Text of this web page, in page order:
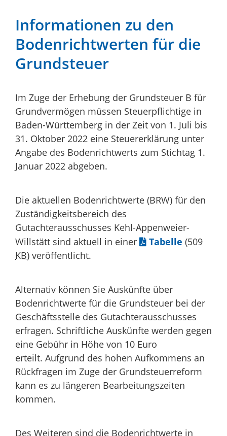
Informationen zu den
Bodenrichtwerten für die
Grundsteuer
Im Zuge der Erhebung der Grundsteuer B für
Grundvermögen müssen Steuerpflichtige in
Baden-Württemberg in der Zeit von 1. Juli bis
31. Oktober 2022 eine Steuererklärung unter
Angabe des Bodenrichtwerts zum Stichtag 1.
Januar 2022 abgeben.
Die aktuellen Bodenrichtwerte (BRW) für den
Zuständigkeitsbereich des
Gutachterausschusses Kehl-Appenweier-
Willstätt sind aktuell in einer
Tabelle (509
KB) veröffentlicht.
Alternativ können Sie Auskünfte über
Bodenrichtwerte für die Grundsteuer bei der
Geschäftsstelle des Gutachterausschusses
erfragen. Schriftliche Auskünfte werden gegen
eine Gebühr in Höhe von 10 Euro
erteilt. Aufgrund des hohen Aufkommens an
Rückfragen im Zuge der Grundsteuerreform
kann es zu längeren Bearbeitungszeiten
kommen.
Des Weiteren sind die Bodenrichtwerte in